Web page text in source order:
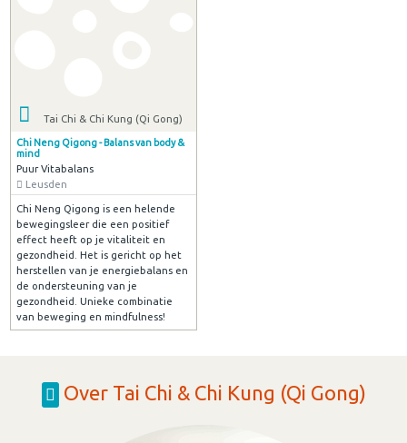
Tai Chi & Chi Kung (Qi Gong)
Chi Neng Qigong - Balans van body &
mind
Puur Vitabalans
Leusden
Chi Neng Qigong is een helende
bewegingsleer die een positief
effect heeft op je vitaliteit en
gezondheid. Het is gericht op het
herstellen van je energiebalans en
de ondersteuning van je
gezondheid. Unieke combinatie
van beweging en mindfulness!
Over Tai Chi & Chi Kung (Qi Gong)